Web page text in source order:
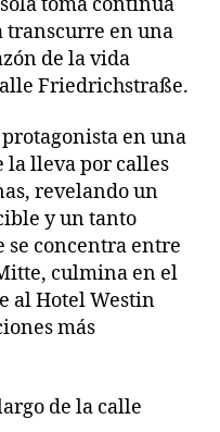
transcurre en una
de la vida
Friedrichstraße.
en una
lleva por calles
revelando un
y un tanto
se concentra entre
culmina en el
al Hotel Westin
más
de la calle